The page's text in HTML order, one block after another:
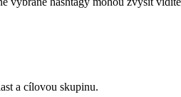
a cílovou skupinu.